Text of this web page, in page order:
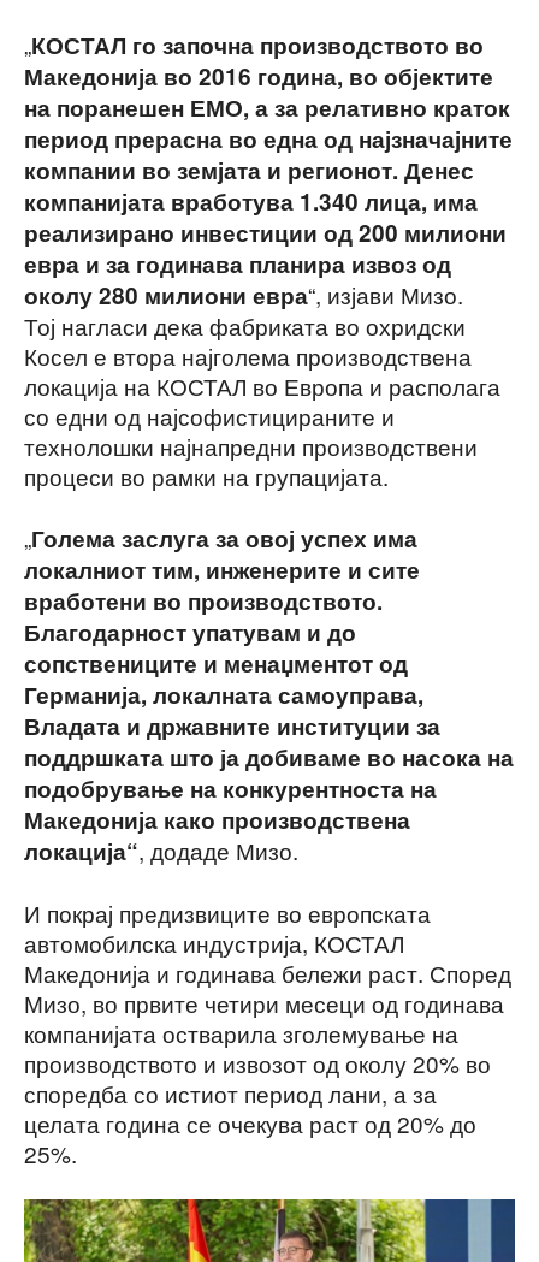
„КОСТАЛ го започна производството во
Македонија во 2016 година, во објектите
на поранешен ЕМО, а за релативно краток
период прерасна во една од најзначајните
компании во земјата и регионот. Денес
компанијата вработува 1.340 лица, има
реализирано инвестиции од 200 милиони
евра и за годинава планира извоз од
околу 280 милиони евра“, изјави Мизо.
Тој нагласи дека фабриката во охридски
Косел е втора најголема производствена
локација на КОСТАЛ во Европа и располага
со едни од најсофистицираните и
технолошки најнапредни производствени
процеси во рамки на групацијата.
„Голема заслуга за овој успех има
локалниот тим, инженерите и сите
вработени во производството.
Благодарност упатувам и до
сопствениците и менаџментот од
Германија, локалната самоуправа,
Владата и државните институции за
поддршката што ја добиваме во насока на
подобрување на конкурентноста на
Македонија како производствена
локација“, додаде Мизо.
И покрај предизвиците во европската
автомобилска индустрија, КОСТАЛ
Македонија и годинава бележи раст. Според
Мизо, во првите четири месеци од годинава
компанијата остварила зголемување на
производството и извозот од околу 20% во
споредба со истиот период лани, а за
целата година се очекува раст од 20% до
25%.